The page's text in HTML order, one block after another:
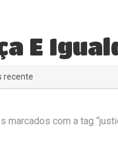
E
marcados com a tag